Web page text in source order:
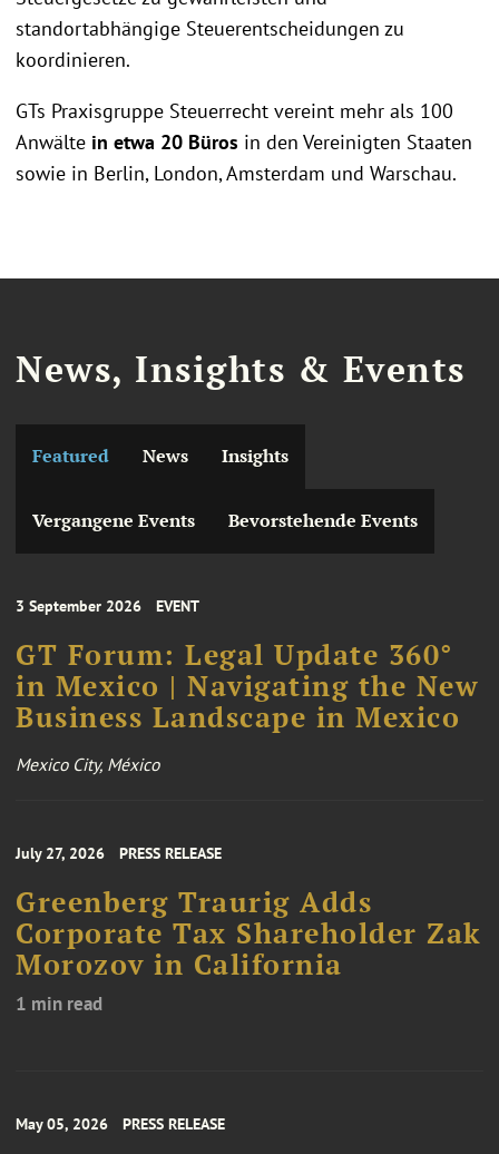
standortabhängige Steuerentscheidungen zu
koordinieren.
GTs Praxisgruppe Steuerrecht vereint mehr als 100
Anwälte in etwa 20 Büros in den Vereinigten Staaten
sowie in Berlin, London, Amsterdam und Warschau.
News, Insights & Events
Featured News Insights
Vergangene Events Bevorstehende Events
3 September 2026 EVENT
GT Forum: Legal Update 360°
in Mexico | Navigating the New
Business Landscape in Mexico
Mexico City, México
July 27, 2026 PRESS RELEASE
Greenberg Traurig Adds
Corporate Tax Shareholder Zak
Morozov in California
1 min read
May 05, 2026 PRESS RELEASE